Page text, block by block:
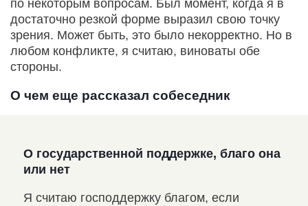
по некоторым вопросам. Был момент, когда я в
достаточно резкой форме выразил свою точку
зрения. Может быть, это было некорректно. Но в
любом конфликте, я считаю, виноваты обе
стороны.
О чем еще рассказал собеседник
О государственной поддержке, благо она
или нет
Я считаю господдержку благом, если